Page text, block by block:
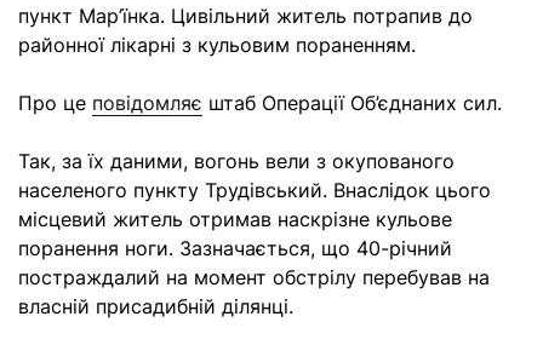
пункт Мар’їнка. Цивільний житель потрапив до
районної лікарні з кульовим пораненням.
Про це повідомляє штаб Операції Об’єднаних сил.
Так, за їх даними, вогонь вели з окупованого
населеного пункту Трудівський. Внаслідок цього
місцевий житель отримав наскрізне кульове
поранення ноги. Зазначається, що 40-річний
постраждалий на момент обстрілу перебував на
власній присадибній ділянці.